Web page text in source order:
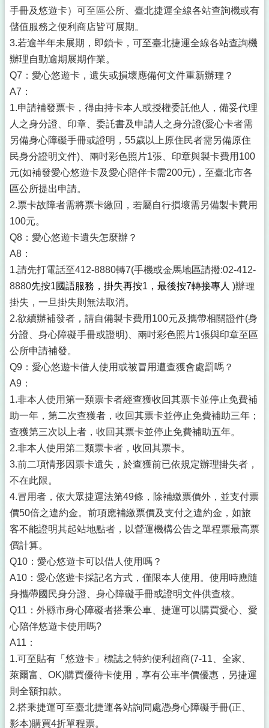
手冊及悠遊卡）可至區公所、臺北捷運全線各站查詢機或有
儲值服務之便利商店皆可展期。
3.若逾半年未展期，即鎖卡，可至臺北捷運全線各站查詢機
辦理自動逾期展期作業。
Q7：愛心悠遊卡，遺失或損壞應備何文件重新辦理？
A7：
1.申請補發票卡，得由持卡本人或授權委託他人，備妥代理
人之身分證、印章、委託書及申請人之身分證(愛心卡者需
另備身心障礙手冊或證明，55歲以上原住民者需另備原住
民身分證明文件)、兩吋彩色照片1張、印章與製卡費用100
元(如補發愛心悠遊卡及愛心陪伴卡需200元)，至臺北市各
區公所提出申請。
2.票卡故障者需將票卡繳回，若屬自行損壞需另備製卡費用
100元。
Q8：愛心悠遊卡遺失怎麼辦？
A8：
1.請先打電話至412-8880轉7(手機或金馬地區請撥:02-412-
8880先按1國語服務，掛失再按1，最後按7轉接專人 )辦理
掛失，一旦掛失則無法取消。
2.欲續辦補發者，請自備製卡費用100元及攜帶相關證件(身
分證、身心障礙手冊或證明)、兩吋彩色照片1張與印章至區
公所申請補發。
Q9：愛心悠遊卡借人使用或被冒用遭查獲會處罰嗎？
A9：
1.非本人使用第一類票卡者經查獲收回其票卡並停止免費補
助一年，第二次查獲者，收回其票卡並停止免費補助三年；
查獲第三次以上者，收回其票卡並停止免費補助五年。
2.非本人使用第二類票卡者，收回其票卡。
3.前二項情形因票卡遺失，於查獲前已依規定辦理掛失者，
不在此限。
4.冒用者，依大眾捷運法第49條，除補繳票價外，並支付票
價50倍之違約金。前項應補繳票價及支付之違約金，如旅
客不能證明其起站地點者，以營運機構公告之單程票最高票
價計算。
Q10：愛心悠遊卡可以借人使用嗎？
A10：愛心悠遊卡採記名方式，僅限本人使用。使用時應隨
身攜帶國民身分證、身心障礙手冊或證明文件供查核。
Q11：外縣市身心障礙者搭乘公車、捷運可以購買愛心、愛
心陪伴悠遊卡使用嗎?
A11：
1.可至貼有「悠遊卡」標誌之特約便利超商(7-11、全家、
萊爾富、OK)購買優待卡使用，享有公車半價優惠，另捷運
則全額扣款。
2.搭乘捷運可至臺北捷運各站詢問處憑身心障礙手冊(正、
影本)購買4折單程票。